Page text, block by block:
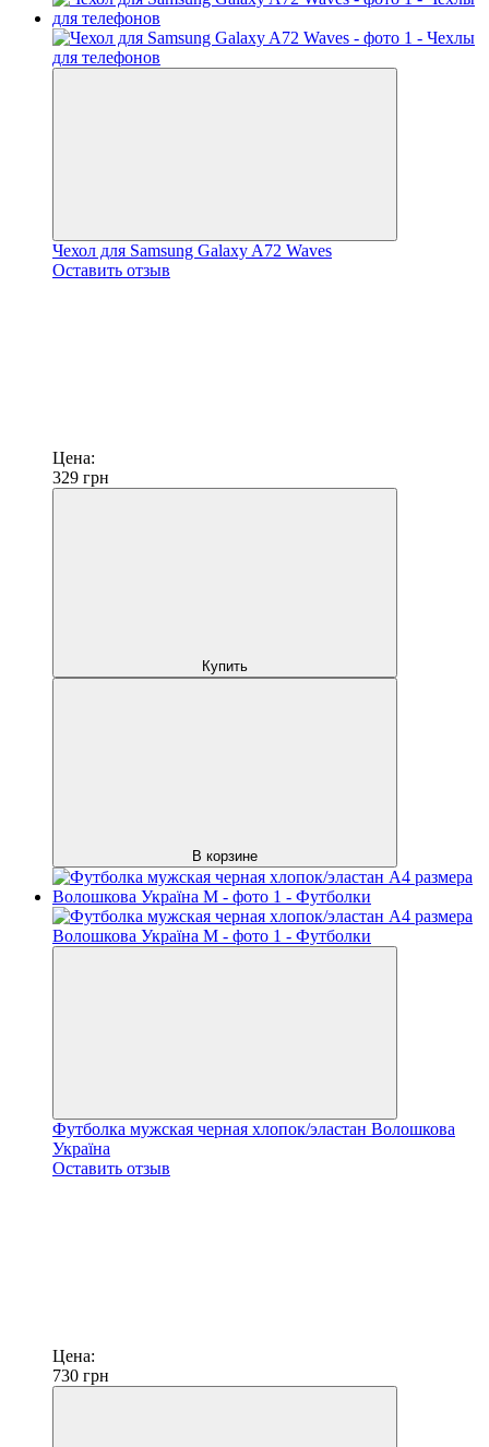
Чехол для Samsung Galaxy A72 Waves
Оставить отзыв
Цена:
329 грн
Купить
В корзине
Футболка мужская черная хлопок/эластан Волошкова
Україна
Оставить отзыв
Цена:
730 грн